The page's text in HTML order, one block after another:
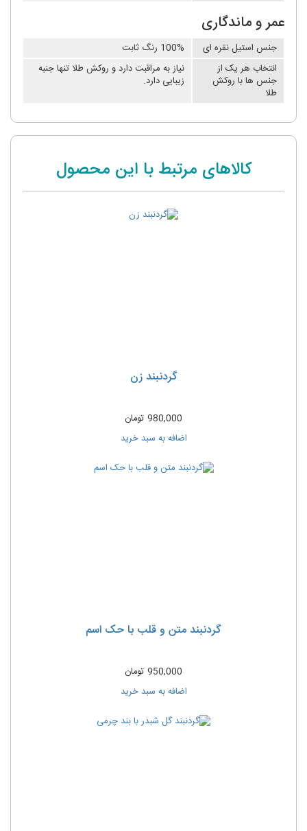
عمر و ماندگاری
جنس استیل نقره ای
100% رنگ ثابت
انتخاب هر یک از
جنس ها با روکش
طلا
نیاز به مراقبت دارد و روکش طلا تنها جنبه
زیبایی دارد.
کالاهای مرتبط با این محصول
گردنبند زن
980,000 تومان
اضافه به سبد خرید
گردنبند متن و قلب با حک اسم
950,000 تومان
اضافه به سبد خرید